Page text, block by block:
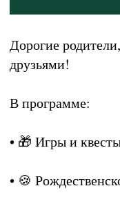
Дорогие
друзьями!
В программе:
• 🎁 Игры и
• 🍪